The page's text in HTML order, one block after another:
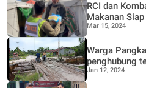
RCI dan
Makanan
Mar 15, 2024
Warga
penghubung
Kerap
Jan 12, 2024